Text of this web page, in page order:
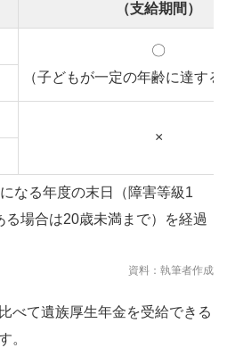
（支給期間）
〇
（子どもが一定の年齢に達す
×
なる年度の末日（障害等級1
場合は20歳未満まで）を経過
資料：執筆者作成
べて遺族厚生年金を受給できる
。